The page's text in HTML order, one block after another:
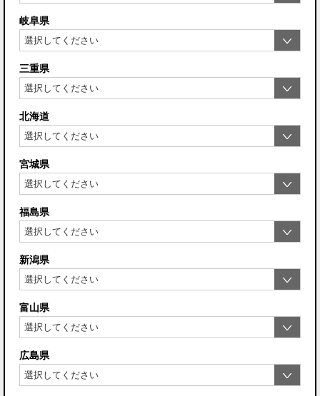
岐阜県
三重県
北海道
宮城県
福島県
新潟県
富山県
広島県